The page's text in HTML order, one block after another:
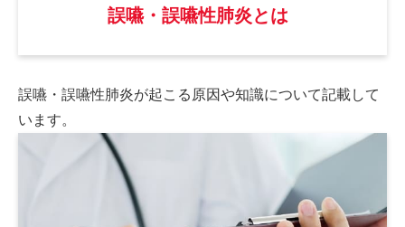
誤嚥・誤嚥性肺炎とは
誤嚥・誤嚥性肺炎が起こる原因や知識について記載して
います。